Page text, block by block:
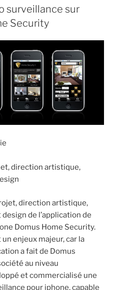
surveillance sur
Security
direction artistique,
direction artistique,
de l’application de
Domus Home Security.
enjeux majeur, car la
a fait de Domus
au niveau
et commercialisé une
pour iphone, capable